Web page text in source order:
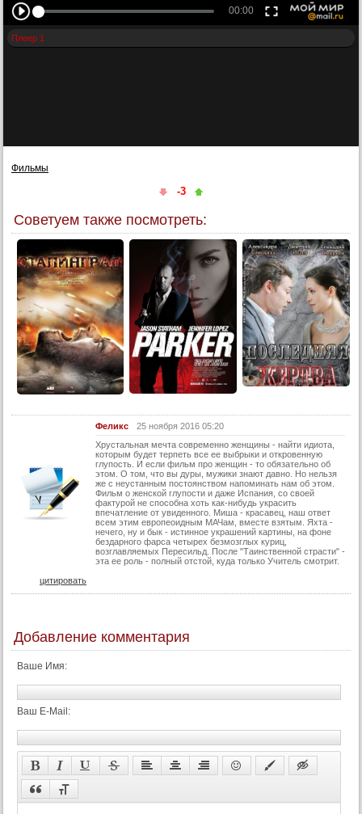
Плеер 1
Фильмы
-3
Советуем также посмотреть:
Феликс
25 ноября 2016 05:20
Хрустальная мечта современно женщины - найти идиота,
которым будет терпеть все ее выбрыки и откровенную
глупость. И если фильм про женщин - то обязательно об
этом. О том, что вы дуры, мужики знают давно. Но нельзя
же с неустанным постоянством напоминать нам об этом.
Фильм о женской глупости и даже Испания, со своей
фактурой не способна хоть как-нибудь украсить
впечатление от увиденного. Миша - красавец, наш ответ
всем этим европеоидным МАЧам, вместе взятым. Яхта -
нечего, ну и бык - истинное украшений картины, на фоне
бездарного фарса четырех безмозглых куриц,
возглавляемых Пересильд. После "Таинственной страсти" -
эта ее роль - полный отстой, куда только Учитель смотрит.
цитировать
Добавление комментария
Ваше Имя:
Ваш E-Mail: